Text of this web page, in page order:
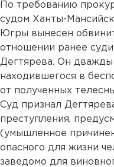
По требованию
судом Ханты-
Югры вынесен
отношении ранее
Дегтярева. Он дважды
находившегося в
от полученных
Суд признал
преступления,
(умышленное
опасного для жизни
заведомо для